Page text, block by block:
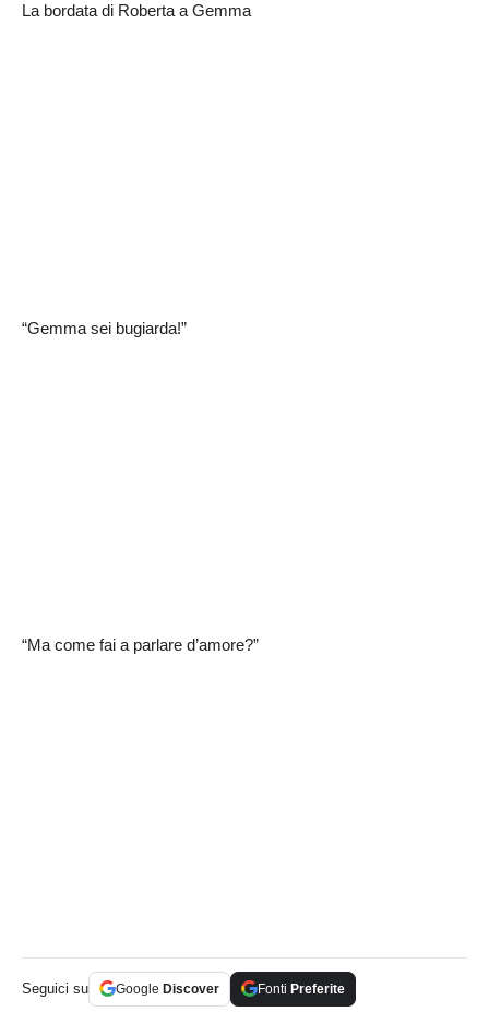
La bordata di Roberta a Gemma
“Gemma sei bugiarda!”
“Ma come fai a parlare d’amore?”
Seguici su Google Discover Fonti Preferite